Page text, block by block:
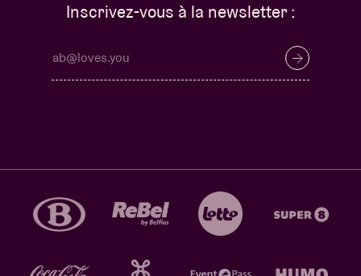
Inscrivez-vous à la newsletter :